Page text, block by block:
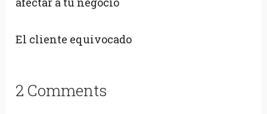
El cliente equivocado
2 Comments